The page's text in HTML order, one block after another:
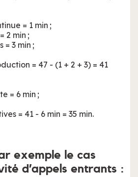
= 1 min ;
2 min ;
= 3 min ;
= 47 - (1 + 2 + 3) = 41
= 6 min ;
= 41 - 6 min = 35 min.
exemple le cas
d’appels entrants :